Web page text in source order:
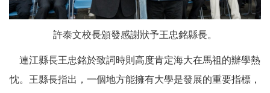
許泰文校長頒發感謝狀予王忠銘縣長。
連江縣長王忠銘於致詞時則高度肯定海大在馬祖的辦學熱
忱。王縣長指出，一個地方能擁有大學是發展的重要指標，